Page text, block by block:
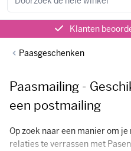
Klanten
Paasgeschenken
Paasmailing -
een postmailing
Op zoek naar een manier om
relaties te verrassen met